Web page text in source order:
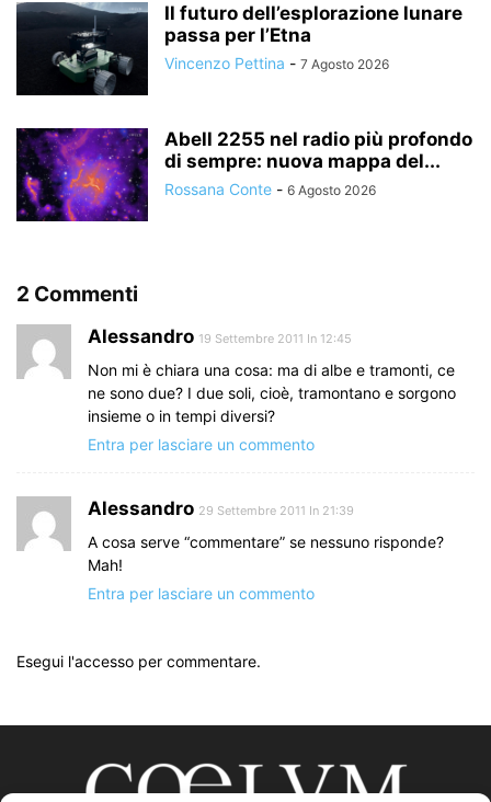
Il futuro dell’esplorazione lunare
passa per l’Etna
Vincenzo Pettina - 7 Agosto 2026
Abell 2255 nel radio più profondo
di sempre: nuova mappa del...
Rossana Conte - 6 Agosto 2026
2 Commenti
Alessandro 19 Settembre 2011 In 12:45
Non mi è chiara una cosa: ma di albe e tramonti, ce
ne sono due? I due soli, cioè, tramontano e sorgono
insieme o in tempi diversi?
Entra per lasciare un commento
Alessandro 29 Settembre 2011 In 21:39
A cosa serve “commentare” se nessuno risponde?
Mah!
Entra per lasciare un commento
Esegui l'accesso per commentare.